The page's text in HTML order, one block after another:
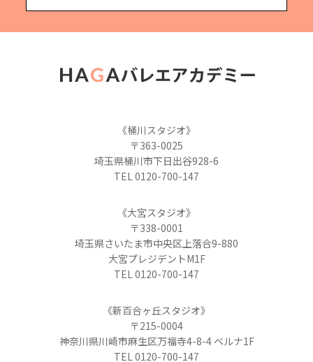
《桶川スタジオ》
〒363-0025
埼玉県桶川市下日出谷928-6
TEL 0120-700-147
《大宮スタジオ》
〒338-0001
埼玉県さいたま市中央区上落合9-880
大宮プレジデントM1F
TEL 0120-700-147
《新百合ヶ丘スタジオ》
〒215-0004
神奈川県川崎市麻生区万福寺4-8-4 ベルナ1F
TEL 0120-700-147